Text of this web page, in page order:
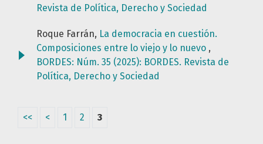
Revista de Política, Derecho y Sociedad
Roque Farrán, La democracia en cuestión.
Composiciones entre lo viejo y lo nuevo ,
BORDES: Núm. 35 (2025): BORDES. Revista de
Política, Derecho y Sociedad
<< < 1 2 3